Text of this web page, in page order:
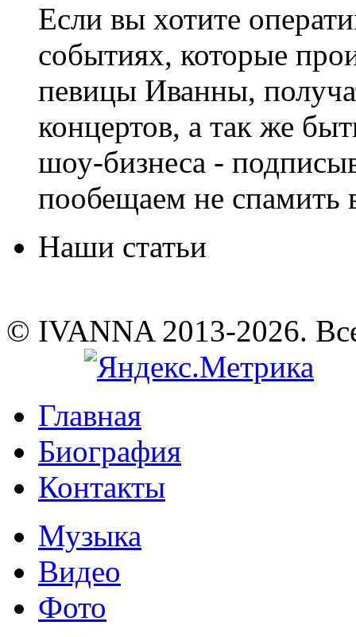
Если вы хотите
событиях, которые
певицы Иванны,
концертов, а так же
шоу-бизнеса -
пообещаем не спамить
Наши статьи
© IVANNA 2013-2026.
Главная
Биография
Контакты
Музыка
Видео
Фото